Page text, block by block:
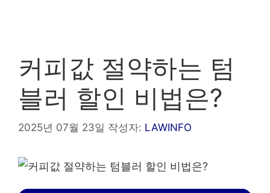
커피값 절약하는 텀
블러 할인 비법은?
2025년 07월 23일 작성자: LAWINFO